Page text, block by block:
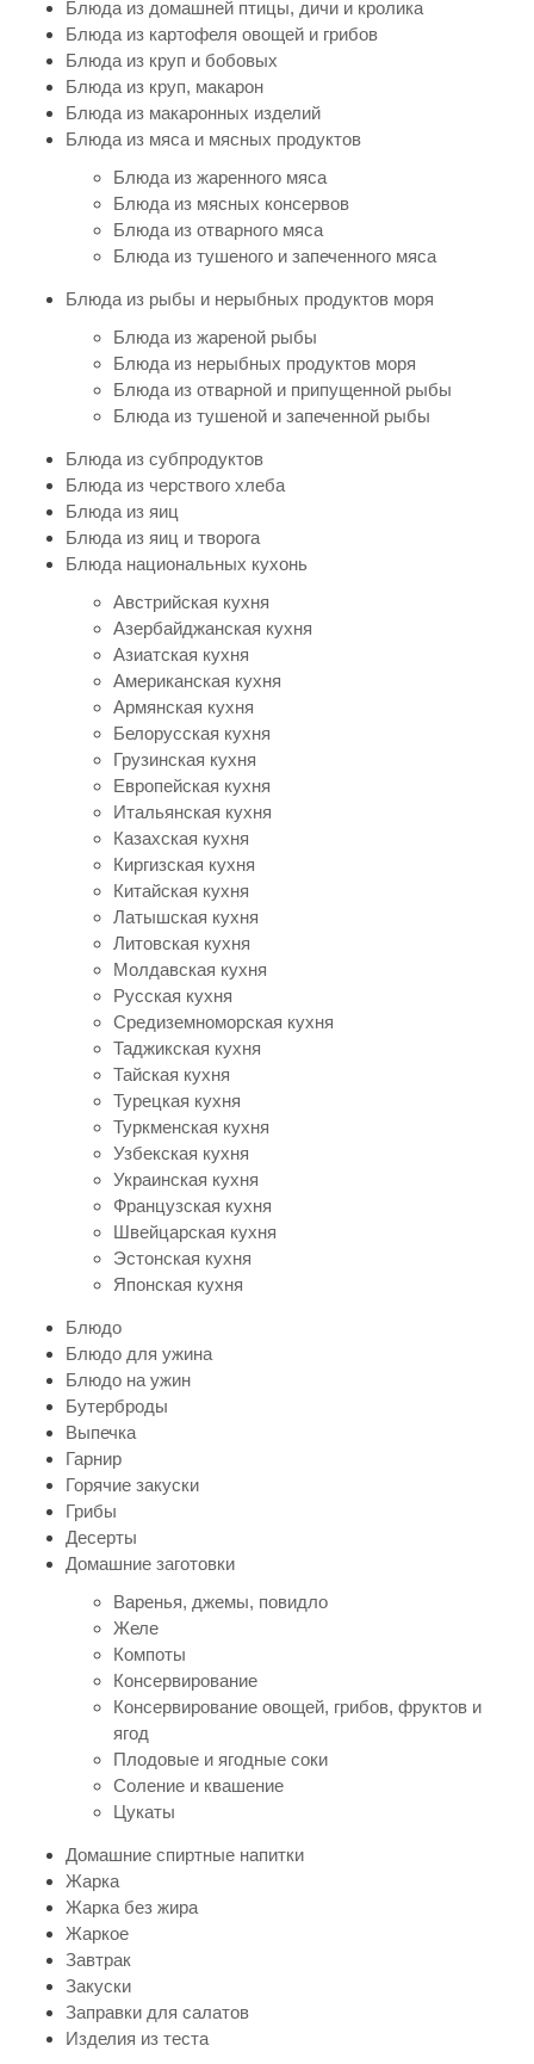
Блюда из домашней птицы, дичи и кролика
Блюда из картофеля овощей и грибов
Блюда из круп и бобовых
Блюда из круп, макарон
Блюда из макаронных изделий
Блюда из мяса и мясных продуктов
Блюда из жаренного мяса
Блюда из мясных консервов
Блюда из отварного мяса
Блюда из тушеного и запеченного мяса
Блюда из рыбы и нерыбных продуктов моря
Блюда из жареной рыбы
Блюда из нерыбных продуктов моря
Блюда из отварной и припущенной рыбы
Блюда из тушеной и запеченной рыбы
Блюда из субпродуктов
Блюда из черствого хлеба
Блюда из яиц
Блюда из яиц и творога
Блюда национальных кухонь
Австрийская кухня
Азербайджанская кухня
Азиатская кухня
Американская кухня
Армянская кухня
Белорусская кухня
Грузинская кухня
Европейская кухня
Итальянская кухня
Казахская кухня
Киргизская кухня
Китайская кухня
Латышская кухня
Литовская кухня
Молдавская кухня
Русская кухня
Средиземноморская кухня
Таджикская кухня
Тайская кухня
Турецкая кухня
Туркменская кухня
Узбекская кухня
Украинская кухня
Французская кухня
Швейцарская кухня
Эстонская кухня
Японская кухня
Блюдо
Блюдо для ужина
Блюдо на ужин
Бутерброды
Выпечка
Гарнир
Горячие закуски
Грибы
Десерты
Домашние заготовки
Варенья, джемы, повидло
Желе
Компоты
Консервирование
Консервирование овощей, грибов, фруктов и
ягод
Плодовые и ягодные соки
Соление и квашение
Цукаты
Домашние спиртные напитки
Жарка
Жарка без жира
Жаркое
Завтрак
Закуски
Заправки для салатов
Изделия из теста